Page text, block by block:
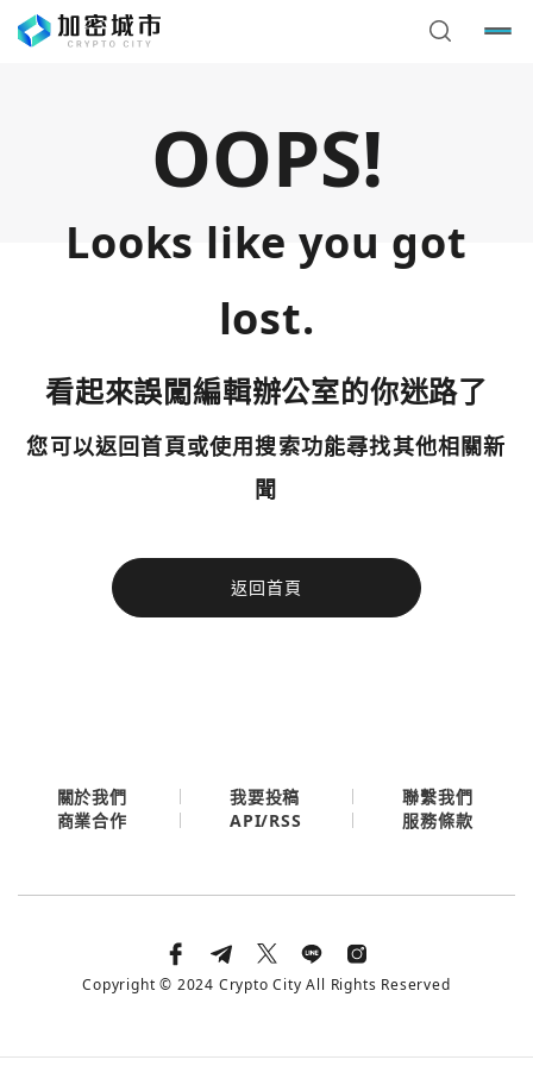
OOPS!
Looks like you got
lost.
看起來誤闖編輯辦公室的你迷路了
您可以返回首頁或使用搜索功能尋找其他相關新
聞
返回首頁
今日熱門
使用以下帳號繼續
您已閒置5分鐘，請點擊關閉按鈕或空白處，即可回到加密
今日熱門
關於我們 我要投稿
聯繫我們
商業合作
API/RSS 服務條款
Copyright © 2024 Crypto City All Rights Reserved